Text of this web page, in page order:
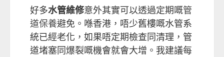
好多水管維修意外其實可以透過定期嘅管
道保養避免。喺香港，唔少舊樓嘅水管系
統已經老化，如果唔定期檢查同清理，管
道堵塞同爆裂嘅機會就會大增。我建議每